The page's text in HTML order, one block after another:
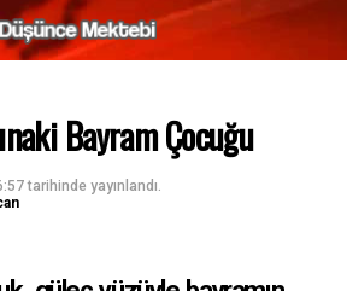
Bayram Çocuğu
tarihinde yayınlandı.